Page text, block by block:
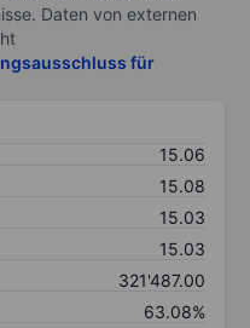
Daten von externen
für
15.06
15.08
15.03
15.03
321'487.00
63.08%